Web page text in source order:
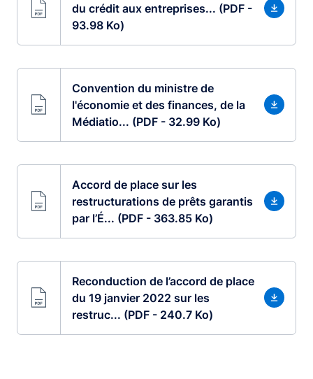
du crédit aux entreprises... (PDF -
93.98 Ko)
Convention du ministre de
l'économie et des finances, de la
Médiatio... (PDF - 32.99 Ko)
Accord de place sur les
restructurations de prêts garantis
par l’É... (PDF - 363.85 Ko)
Reconduction de l’accord de place
du 19 janvier 2022 sur les
restruc... (PDF - 240.7 Ko)